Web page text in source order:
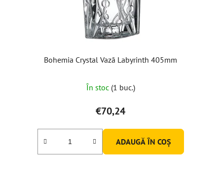
Bohemia Crystal Vazã Labyrinth 405mm
În stoc (1 buc.)
€70,24
ADAUGĂ ÎN COŞ